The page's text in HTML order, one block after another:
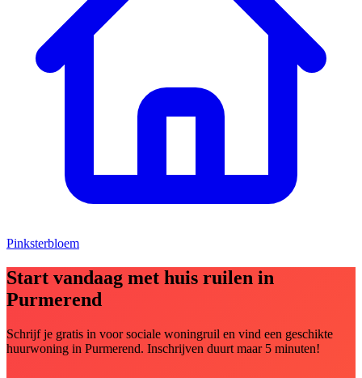
Pinksterbloem
Start vandaag met huis ruilen in
Purmerend
Schrijf je gratis in voor sociale woningruil en vind een geschikte
huurwoning in Purmerend. Inschrijven duurt maar 5 minuten!